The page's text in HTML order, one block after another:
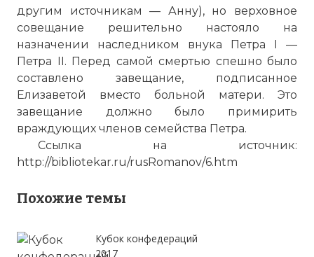
другим источникам — Анну), но верховное
совещание решительно настояло на
назначении наследником внука Петра I —
Петра II. Перед самой смертью спешно было
составлено завещание, подписанное
Елизаветой вместо больной матери. Это
завещание должно было примирить
враждующих членов семейства Петра.
Ссылка на источник:
http://bibliotekar.ru/rusRomanov/6.htm
Похожие темы
Кубок конфедераций
2017